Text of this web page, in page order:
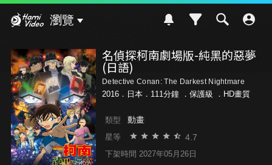
瀏覽
名偵探柯南劇場版-純黑的惡夢
(日語)
Detective Conan: The Darkest Nightmare
2016．日本．111分鐘 ． 保護級 ．HD畫質
類型 動畫
星等 4.7
下架時間 2027年05月26日